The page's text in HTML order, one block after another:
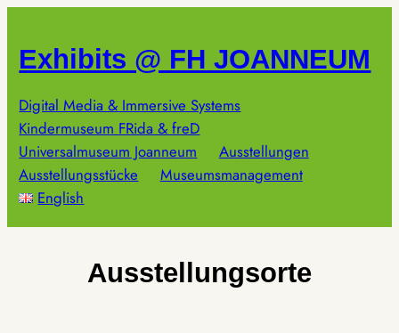
springen
Exhibits @ FH JOANNEUM
Digital Media & Immersive Systems
Kindermuseum FRida & freD
Universalmuseum Joanneum
Ausstellungen
Ausstellungsstücke
Museumsmanagement
English
Ausstellungsorte